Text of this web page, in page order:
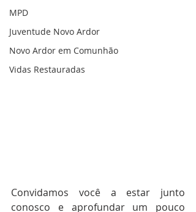
MPD
Juventude Novo Ardor
Novo Ardor em Comunhão
Vidas Restauradas
Convidamos você a estar junto
conosco e aprofundar um pouco